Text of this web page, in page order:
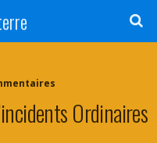
Ordinaires